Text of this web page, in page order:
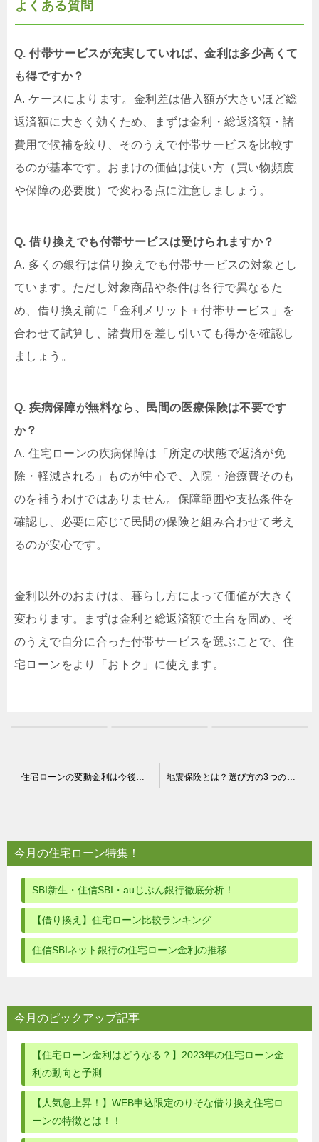
よくある質問
Q. 付帯サービスが充実していれば、金利は多少高くて
も得ですか？
A. ケースによります。金利差は借入額が大きいほど総
返済額に大きく効くため、まずは金利・総返済額・諸
費用で候補を絞り、そのうえで付帯サービスを比較す
るのが基本です。おまけの価値は使い方（買い物頻度
や保障の必要度）で変わる点に注意しましょう。
Q. 借り換えでも付帯サービスは受けられますか？
A. 多くの銀行は借り換えでも付帯サービスの対象とし
ています。ただし対象商品や条件は各行で異なるた
め、借り換え前に「金利メリット＋付帯サービス」を
合わせて試算し、諸費用を差し引いても得かを確認し
ましょう。
Q. 疾病保障が無料なら、民間の医療保険は不要です
か？
A. 住宅ローンの疾病保障は「所定の状態で返済が免
除・軽減される」ものが中心で、入院・治療費そのも
のを補うわけではありません。保障範囲や支払条件を
確認し、必要に応じて民間の保険と組み合わせて考え
るのが安心です。
金利以外のおまけは、暮らし方によって価値が大きく
変わります。まずは金利と総返済額で土台を固め、そ
のうえで自分に合った付帯サービスを選ぶことで、住
宅ローンをより「おトク」に使えます。
ビ
ゲ
住宅ローンの変動金利は今後どうなる？2026年からの見通しを解説 地震保険とは？選び方の3つのポイントと備え方をやさしく解説
今月の住宅ローン特集！
SBI新生・住信SBI・auじぶん銀行徹底分析！
【借り換え】住宅ローン比較ランキング
住信SBIネット銀行の住宅ローン金利の推移
今月のピックアップ記事
【住宅ローン金利はどうなる？】2023年の住宅ローン金
利の動向と予測
【人気急上昇！】WEB申込限定のりそな借り換え住宅ロ
ーンの特徴とは！！